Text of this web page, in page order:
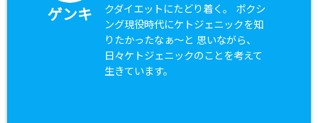
ゲンキ
クダイエットにたどり着く。 ボクシ
ング現役時代にケトジェニックを知
りたかったなぁ〜と 思いながら、
日々ケトジェニックのことを考えて
生きています。